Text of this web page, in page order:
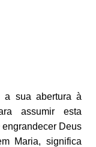
a sua abertura à
assumir esta
Deus
Maria, significa